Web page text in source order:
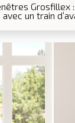
Grosfillex
un train